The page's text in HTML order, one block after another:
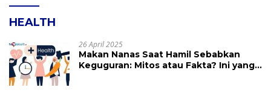
HEALTH
26 April 2025
Makan Nanas Saat Hamil Sebabkan
Keguguran: Mitos atau Fakta? Ini yang